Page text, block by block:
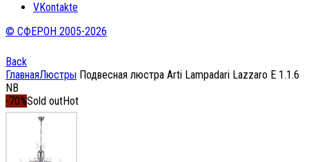
VKontakte
© СФЕРОН 2005-2026
Back
ГлавнаяЛюстры Подвесная люстра Arti Lampadari Lazzaro E 1.1.6
NB
-70%Sold outHot